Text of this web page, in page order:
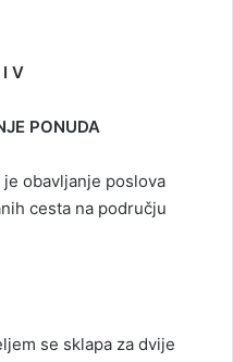
V
PONUDA
obavljanje poslova
cesta na području
se sklapa za dvije